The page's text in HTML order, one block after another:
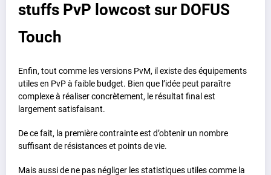
stuffs PvP lowcost sur DOFUS
Touch
Enfin, tout comme les versions PvM, il existe des équipements
utiles en PvP à faible budget. Bien que l’idée peut paraître
complexe à réaliser concrètement, le résultat final est
largement satisfaisant.
De ce fait, la première contrainte est d’obtenir un nombre
suffisant de résistances et points de vie.
Mais aussi de ne pas négliger les statistiques utiles comme la